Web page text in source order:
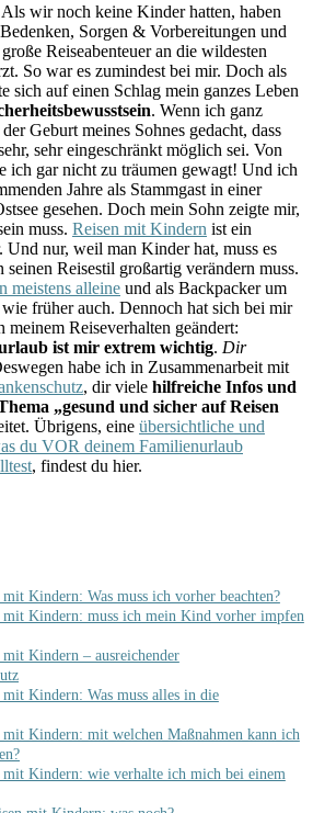
wir noch keine Kinder hatten, haben
Sorgen & Vorbereitungen und
Reiseabenteuer an die wildesten
So war es zumindest bei mir. Doch als
sich auf einen Schlag mein ganzes Leben
. Wenn ich ganz
Geburt meines Sohnes gedacht, dass
sehr eingeschränkt möglich sei. Von
ich gar nicht zu träumen gewagt! Und ich
Jahre als Stammgast in einer
gesehen. Doch mein Sohn zeigte mir,
muss. Reisen mit Kindern ist ein
Und nur, weil man Kinder hat, muss es
seinen Reisestil großartig verändern muss.
meistens alleine und als Backpacker um
früher auch. Dennoch hat sich bei mir
Reiseverhalten geändert:
ist mir extrem wichtig. Dir
habe ich in Zusammenarbeit mit
, dir viele hilfreiche Infos und
„gesund und sicher auf Reisen
Übrigens, eine übersichtliche und
du VOR deinem Familienurlaub
, findest du hier.
Kindern: Was muss ich vorher beachten?
mit Kindern: muss ich mein Kind vorher impfen
mit Kindern – ausreichender
mit Kindern: Was muss alles in die
mit Kindern: mit welchen Maßnahmen kann ich
mit Kindern: wie verhalte ich mich bei einem